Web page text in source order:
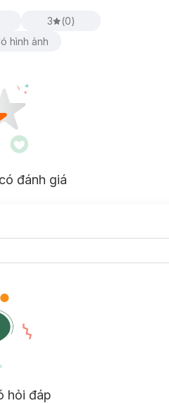
3 (0)
hình ảnh
đánh giá
hỏi đáp